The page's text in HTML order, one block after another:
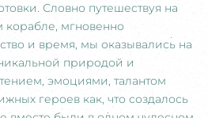
Словно путешествуя на
мгновенно
и время, мы оказывались на
природой и
эмоциями, талантом
героев как, что создалось